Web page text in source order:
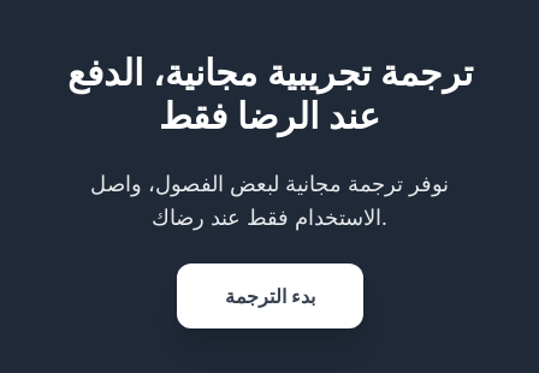
ترجمة تجريبية مجانية، الدفع
عند الرضا فقط
نوفر ترجمة مجانية لبعض الفصول، واصل
الاستخدام فقط عند رضاك.
بدء الترجمة